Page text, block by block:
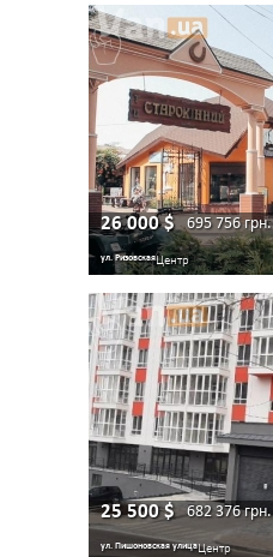
26 000$ 695 756грн.
ул. РизовскаяЦентр
25 500$ 682 376грн.
ул. Пишоновская улицаЦентр